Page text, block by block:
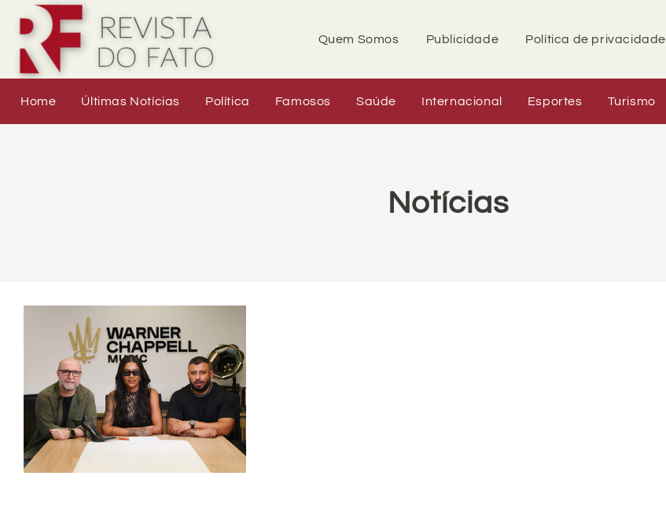
Quem Somos Publicidade Política de privacidade
Home Últimas Notícias Política Famosos Saúde Internacional Esportes Turismo
Notícias